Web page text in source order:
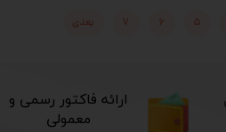
۵ ۶ ۷ بعدی
​ارائه فاکتور رسمی و
معمولی